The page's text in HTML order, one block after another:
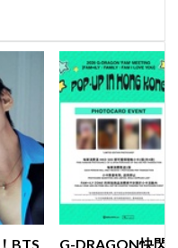
BTS
G-DRAGON快閃